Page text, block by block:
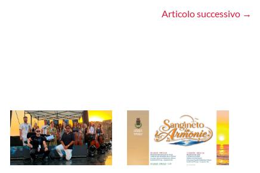
Articolo successivo →